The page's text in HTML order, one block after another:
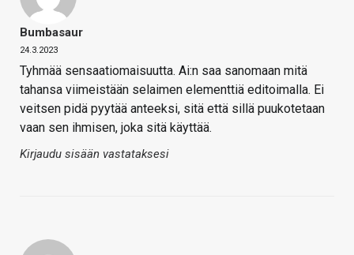
Bumbasaur
24.3.2023
Tyhmää sensaatiomaisuutta. Ai:n saa sanomaan mitä
tahansa viimeistään selaimen elementtiä editoimalla. Ei
veitsen pidä pyytää anteeksi, sitä että sillä puukotetaan
vaan sen ihmisen, joka sitä käyttää.
Kirjaudu sisään vastataksesi